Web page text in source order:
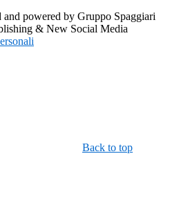
powered by Gruppo Spaggiari
& New Social Media
Back to top